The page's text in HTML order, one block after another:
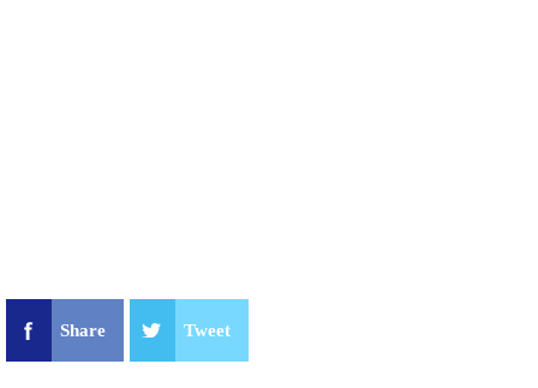
Share Tweet